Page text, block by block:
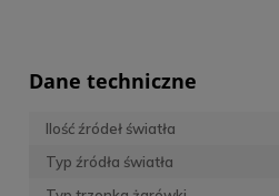
Dane techniczne
Ilość źródeł światła
Typ źródła światła